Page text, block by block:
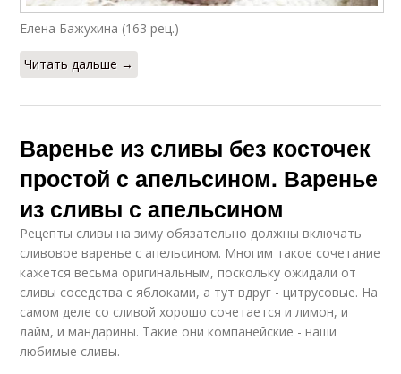
Елена Бажухина (163 рец.)
Читать дальше →
Варенье из сливы без косточек
простой с апельсином. Варенье
из сливы с апельсином
Рецепты сливы на зиму обязательно должны включать
сливовое варенье с апельсином. Многим такое сочетание
кажется весьма оригинальным, поскольку ожидали от
сливы соседства с яблоками, а тут вдруг - цитрусовые. На
самом деле со сливой хорошо сочетается и лимон, и
лайм, и мандарины. Такие они компанейские - наши
любимые сливы.